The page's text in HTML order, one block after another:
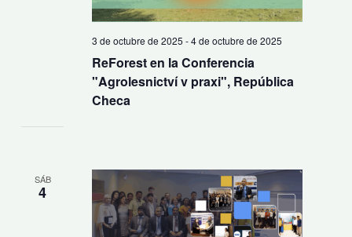
ReForest en la Conferencia
"Agrolesnictví v praxi", República
Checa
3 de octubre de 2025 -4 de octubre de 2025
SÁB
4